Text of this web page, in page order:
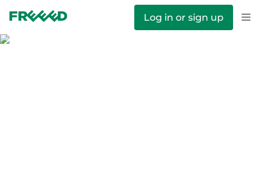
Log in or sign up